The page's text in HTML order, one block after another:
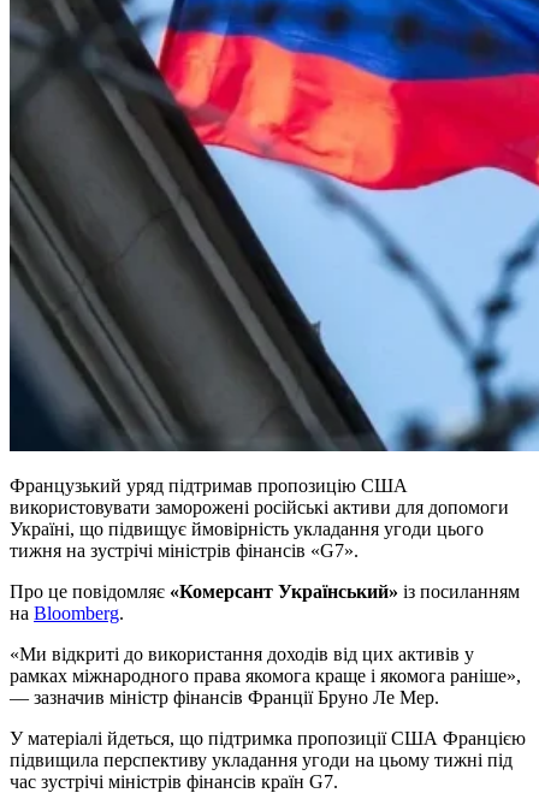
Французький уряд підтримав пропозицію США
використовувати заморожені російські активи для допомоги
Україні, що підвищує ймовірність укладання угоди цього
тижня на зустрічі міністрів фінансів «G7».
Про це повідомляє «Комерсант Український» із посиланням
на Bloomberg.
«Ми відкриті до використання доходів від цих активів у
рамках міжнародного права якомога краще і якомога раніше»,
— зазначив міністр фінансів Франції Бруно Ле Мер.
У матеріалі йдеться, що підтримка пропозиції США Францією
підвищила перспективу укладання угоди на цьому тижні під
час зустрічі міністрів фінансів країн G7.